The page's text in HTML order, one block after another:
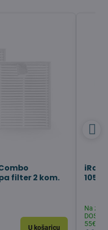
filter 2 kom.
U košaricu
105/
Na
55€